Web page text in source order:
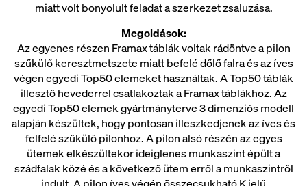
miatt volt bonyolult feladat a szerkezet zsaluzása.
Megoldások:
Az egyenes részen Framax táblák voltak rádöntve a pilon
szűkülő keresztmetszete miatt befelé dőlő falra és az íves
végen egyedi Top50 elemeket használtak. A Top50 táblák
illesztő hevederrel csatlakoztak a Framax táblákhoz. Az
egyedi Top50 elemek gyártmányterve 3 dimenziós modell
alapján készültek, hogy pontosan illeszkedjenek az íves és
felfelé szűkülő pilonhoz. A pilon alsó részén az egyes
ütemek elkészültekor ideiglenes munkaszint épült a
szádfalak közé és a következő ütem erről a munkaszintről